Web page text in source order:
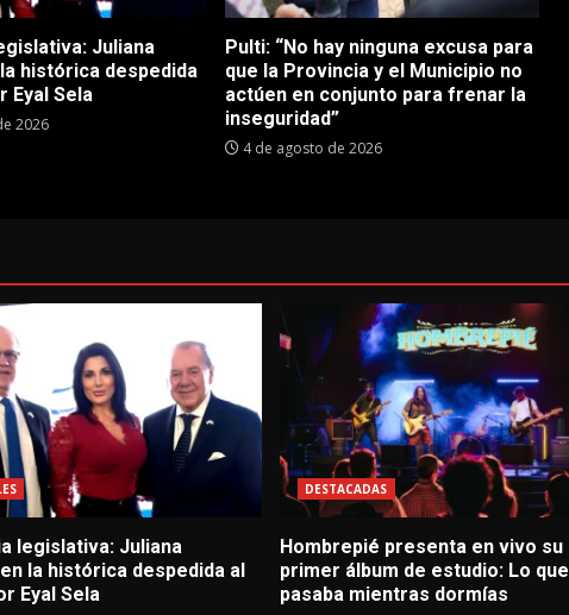
Juliana
histórica despedida
Eyal Sela
2026
Pulti: “No hay ninguna excusa para
que la Provincia y el Municipio no
actúen en conjunto para frenar la
inseguridad”
4 de agosto de 2026
legislativa: Juliana
la histórica despedida al
Eyal Sela
DESTACADAS
Hombrepié presenta en vivo su
primer álbum de estudio: Lo que
pasaba mientras dormías